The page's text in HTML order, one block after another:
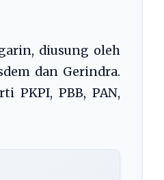
diusung oleh
dan Gerindra.
PKPI, PBB, PAN,